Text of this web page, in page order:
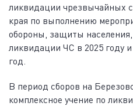
ликвидации чрезвычайных
края по выполнению
обороны, защиты
ликвидации ЧС в 2025 году
год.
В период сборов на
комплексное учение по